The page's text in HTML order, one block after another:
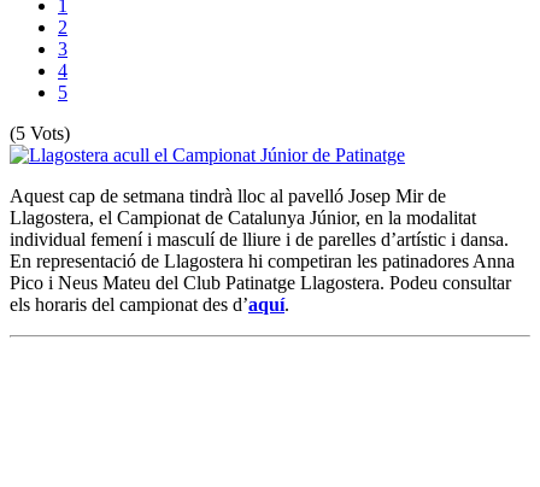
1
2
3
4
5
(5 Vots)
Aquest cap de setmana tindrà lloc al pavelló Josep Mir de
Llagostera, el Campionat de Catalunya Júnior, en la modalitat
individual femení i masculí de lliure i de parelles d’artístic i dansa.
En representació de Llagostera hi competiran les patinadores Anna
Pico i Neus Mateu del Club Patinatge Llagostera. Podeu consultar
els horaris del campionat des d’aquí.